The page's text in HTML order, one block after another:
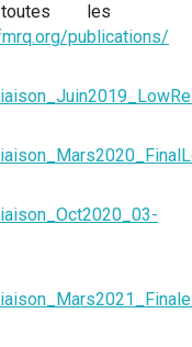
les
publications/